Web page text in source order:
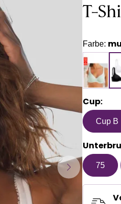
T-
Farbe:
Cup:
Cup B
75